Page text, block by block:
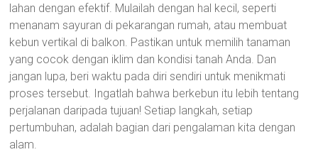
lahan dengan efektif. Mulailah dengan hal kecil, seperti
menanam sayuran di pekarangan rumah, atau membuat
kebun vertikal di balkon. Pastikan untuk memilih tanaman
yang cocok dengan iklim dan kondisi tanah Anda. Dan
jangan lupa, beri waktu pada diri sendiri untuk menikmati
proses tersebut. Ingatlah bahwa berkebun itu lebih tentang
perjalanan daripada tujuan! Setiap langkah, setiap
pertumbuhan, adalah bagian dari pengalaman kita dengan
alam.